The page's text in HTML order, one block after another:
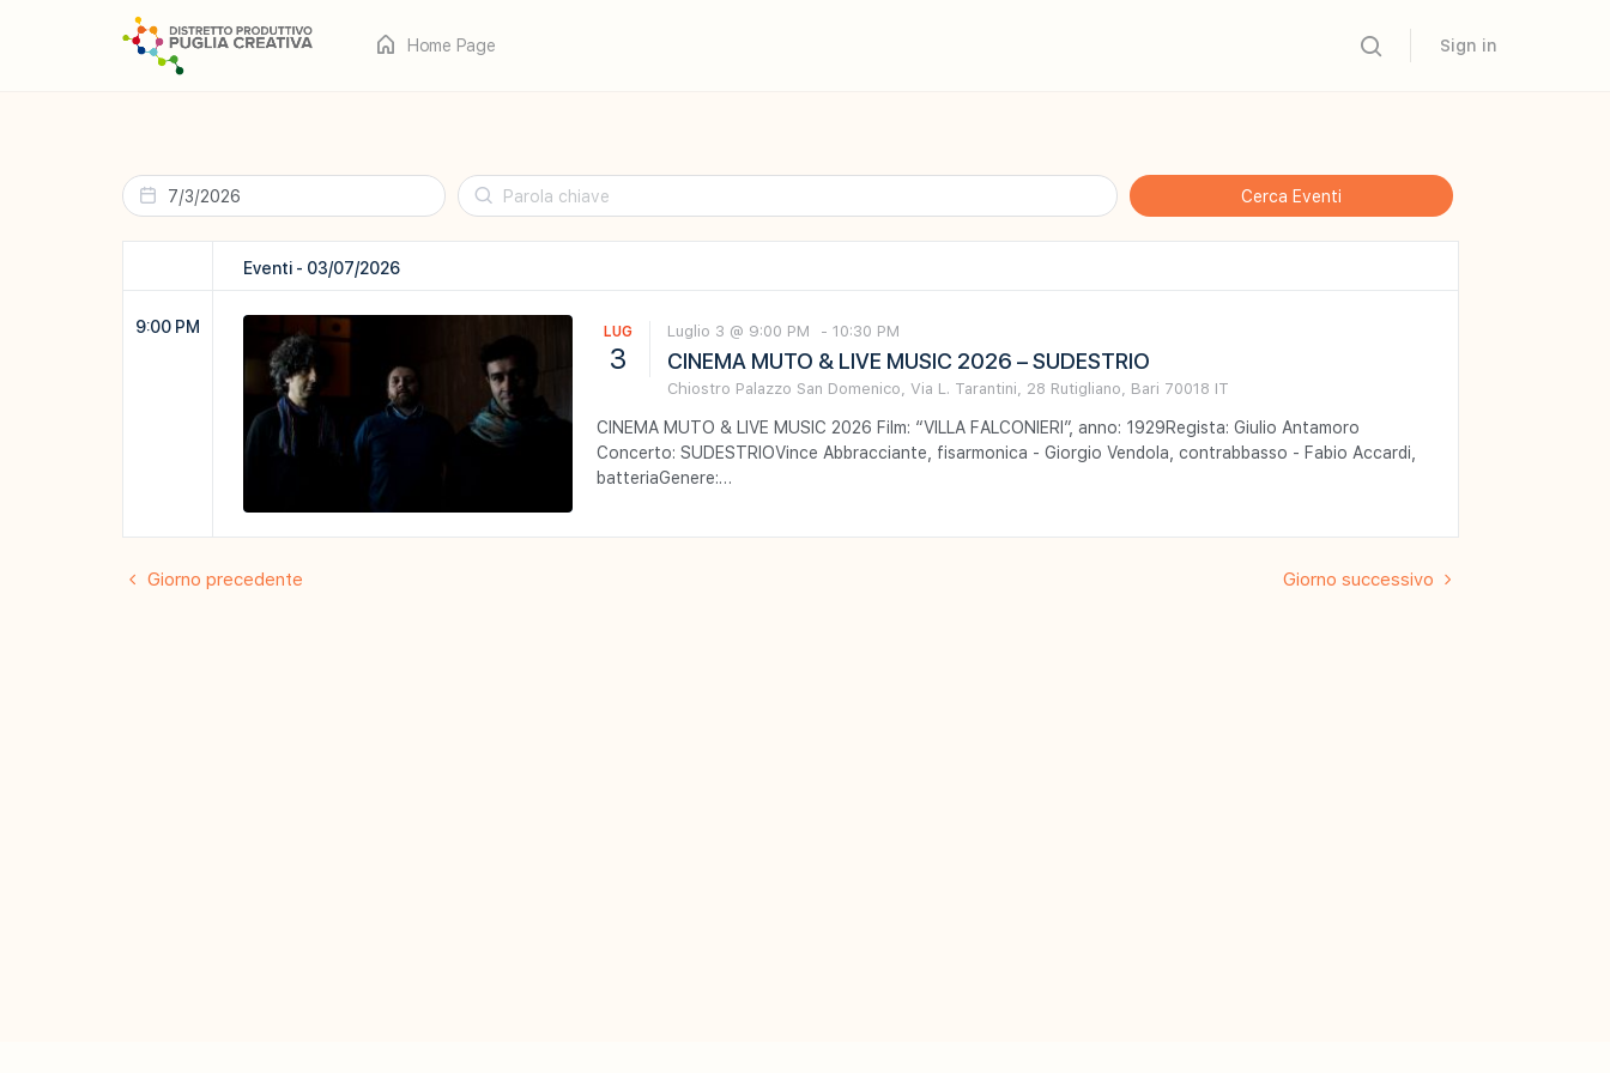
Home Page Sign in
Eventi
Eventi
Cerca
Eventi - 03/07/2026
9:00 PM LUG
3
Luglio 3 @ 9:00 PM - 10:30 PM
CINEMA MUTO & LIVE MUSIC 2026 – SUDESTRIO
Chiostro Palazzo San Domenico, Via L. Tarantini, 28 Rutigliano, Bari 70018 IT
CINEMA MUTO & LIVE MUSIC 2026 Film: “VILLA FALCONIERI”, anno: 1929Regista: Giulio Antamoro
Concerto: SUDESTRIOVince Abbracciante, fisarmonica - Giorgio Vendola, contrabbasso - Fabio Accardi,
batteriaGenere:…
Giorno precedente Giorno successivo